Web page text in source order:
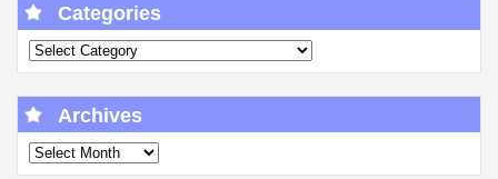
Categories
Archives